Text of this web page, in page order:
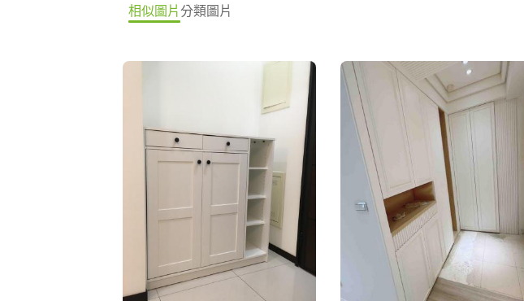
相似圖片分類圖片